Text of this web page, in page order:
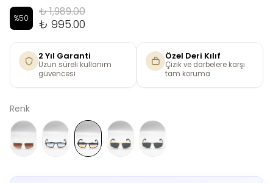
%50 ₺ 1,989.00
₺ 995.00
2 Yıl Garanti
Uzun süreli kullanım
güvencesi
Özel Deri Kılıf
Çizik ve darbelere karşı
tam koruma
Renk